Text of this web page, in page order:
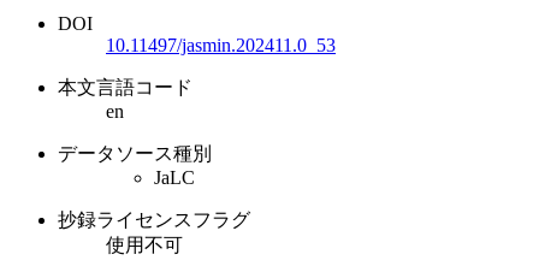
DOI
10.11497/jasmin.202411.0_53
本文言語コード
en
データソース種別
JaLC
抄録ライセンスフラグ
使用不可